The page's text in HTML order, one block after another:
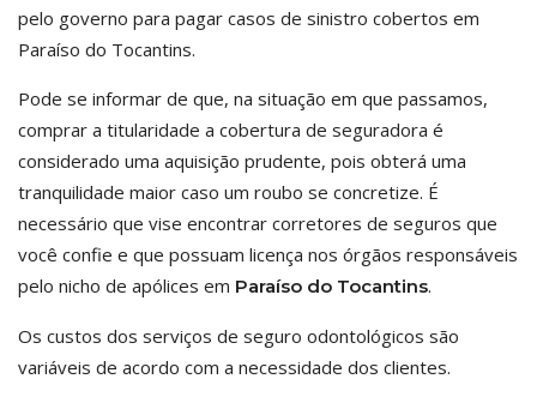
pelo governo para pagar casos de sinistro cobertos em
Paraíso do Tocantins.
Pode se informar de que, na situação em que passamos,
comprar a titularidade a cobertura de seguradora é
considerado uma aquisição prudente, pois obterá uma
tranquilidade maior caso um roubo se concretize. É
necessário que vise encontrar corretores de seguros que
você confie e que possuam licença nos órgãos responsáveis
pelo nicho de apólices em Paraíso do Tocantins.
Os custos dos serviços de seguro odontológicos são
variáveis de acordo com a necessidade dos clientes.